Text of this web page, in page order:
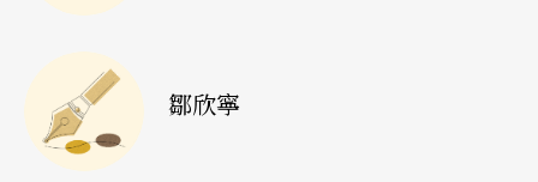
樂兩種專業背景的工作，就是歌劇製作了！因為歌
劇，就是戲與樂的結合，兩者一樣重要！不管是全
新的歌劇創作、從國外買進的歌劇製作，或是邀請
鄒欣寧